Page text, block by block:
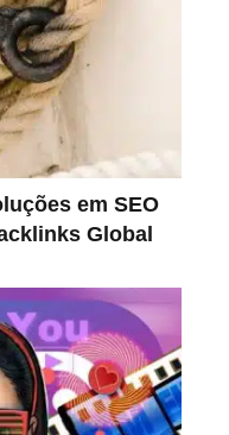
em SEO
Global